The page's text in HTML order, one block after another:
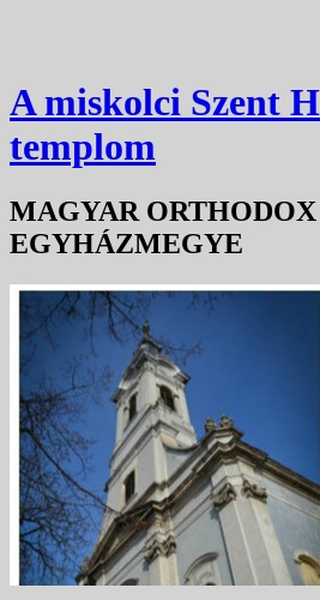
A miskolci Szent
templom
MAGYAR ORTHODOX
EGYHÁZMEGYE